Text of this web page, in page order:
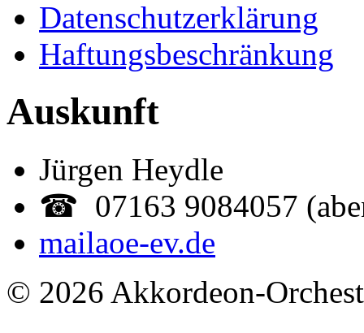
Datenschutzerklärung
Haftungsbeschränkung
Auskunft
Jürgen Heydle
☎ 07163 9084057
mailaoe-ev.de
© 2026 Akkordeon-